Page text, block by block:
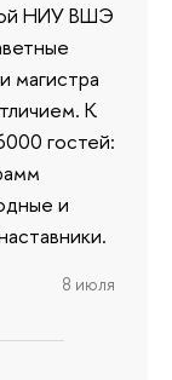
НИУ ВШЭ
магистра
К
гостей:
и
8 июля